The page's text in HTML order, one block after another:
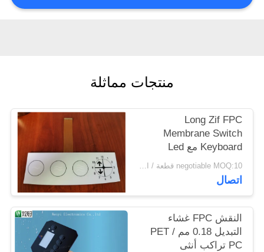
منتجات مماثلة
Long Zif FPC
Membrane Switch
Keyboard مع Led
1.0mm الملعب 3 مفاتيح
negotiable MOQ:10 قطعة / الوحدة
اتصال
النقش FPC غشاء
التبديل 0.18 مم PET /
PC تراكب أنثى